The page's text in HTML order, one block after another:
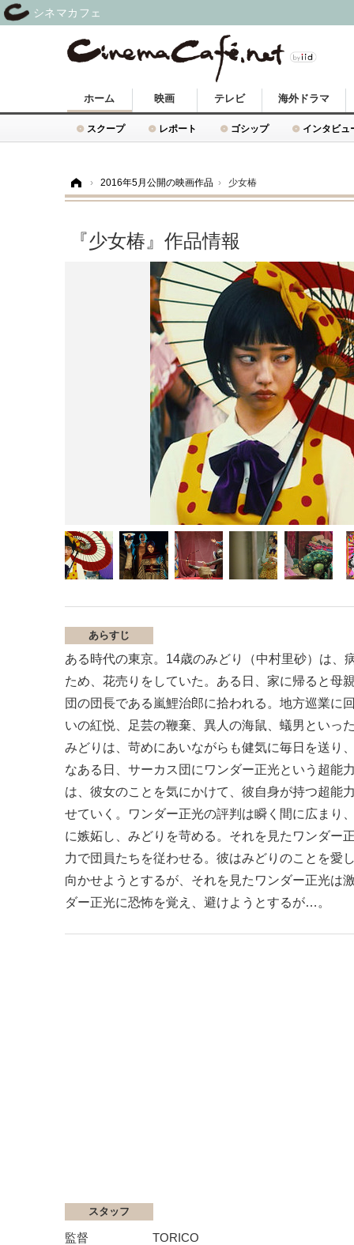
ホーム
スクープ レポート ゴシップ インタビュ
映画 テレビ 海外ドラマ
› 2016年5月公開の映画作品 › 少女椿
『少女椿』作品情報
あらすじ
ある時代の東京。14歳のみどり（中村里砂）は、
ため、花売りをしていた。ある日、家に帰ると母
団の団長である嵐鯉治郎に拾われる。地方巡業に
いの紅悦、足芸の鞭棄、異人の海鼠、蟻男といっ
みどりは、苛めにあいながらも健気に毎日を送り
なある日、サーカス団にワンダー正光という超能
は、彼女のことを気にかけて、彼自身が持つ超能
せていく。ワンダー正光の評判は瞬く間に広まり
に嫉妬し、みどりを苛める。それを見たワンダー
力で団員たちを従わせる。彼はみどりのことを愛
向かせようとするが、それを見たワンダー正光は
ダー正光に恐怖を覚え、避けようとするが…。
スタッフ
監督 TORICO
シネマカフェ